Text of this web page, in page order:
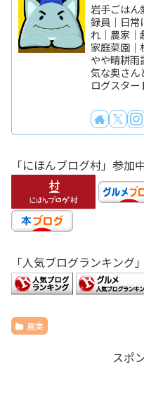
岩手ごはん
録員｜日常
れ｜農家｜
家庭菜園｜
やや晴耕雨
気な奥さん
ログスター
「にほんブログ村」参加
「人気ブログランキン
農業
スポ